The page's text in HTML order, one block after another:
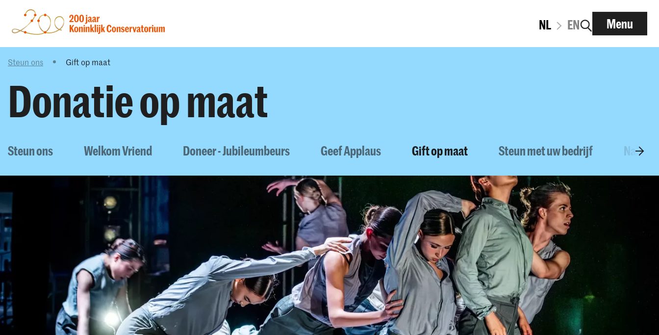
NL EN Menu
Steun ons Gift op maat
Donatie op maat
Steun ons Welkom Vriend Doneer - Jubileumbeurs Geef Applaus Gift op maat Steun met uw bedrijf Nalaten